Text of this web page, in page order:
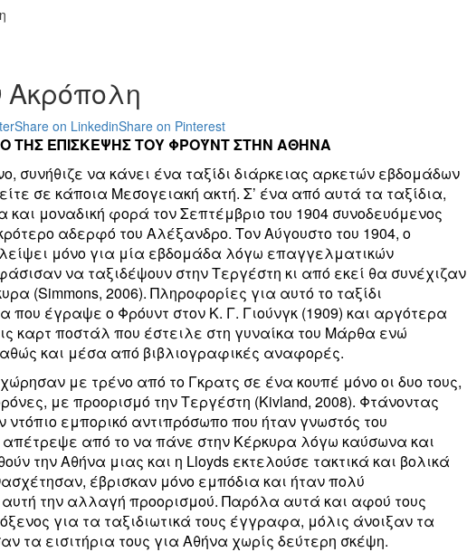
Share on LinkedinShare on Pinterest
ΤΗΣ ΕΠΙΣΚΕΨΗΣ ΤΟΥ ΦΡΟΫΝΤ ΣΤΗΝ ΑΘΗΝΑ
συνήθιζε να κάνει ένα ταξίδι διάρκειας αρκετών εβδομάδων
σε κάποια Μεσογειακή ακτή. Σ’ ένα από αυτά τα ταξίδια,
και μοναδική φορά τον Σεπτέμβριο του 1904 συνοδευόμενος
αδερφό του Αλέξανδρο. Τον Αύγουστο του 1904, ο
μόνο για μία εβδομάδα λόγω επαγγελματικών
να ταξιδέψουν στην Τεργέστη κι από εκεί θα συνέχιζαν
(Simmons, 2006). Πληροφορίες για αυτό το ταξίδι
έγραψε ο Φρόυντ στον Κ. Γ. Γιούνγκ (1909) και αργότερα
καρτ ποστάλ που έστειλε στη γυναίκα του Μάρθα ενώ
και μέσα από βιβλιογραφικές αναφορές.
με τρένο από το Γκρατς σε ένα κουπέ μόνο οι δυο τους,
με προορισμό την Τεργέστη (Kivland, 2008). Φτάνοντας
ντόπιο εμπορικό αντιπρόσωπο που ήταν γνωστός του
απέτρεψε από το να πάνε στην Κέρκυρα λόγω καύσωνα και
την Αθήνα μιας και η Lloyds εκτελούσε τακτικά και βολικά
έβρισκαν μόνο εμπόδια και ήταν πολύ
αυτή την αλλαγή προορισμού. Παρόλα αυτά και αφού τους
για τα ταξιδιωτικά τους έγγραφα, μόλις άνοιξαν τα
τα εισιτήρια τους για Αθήνα χωρίς δεύτερη σκέψη.